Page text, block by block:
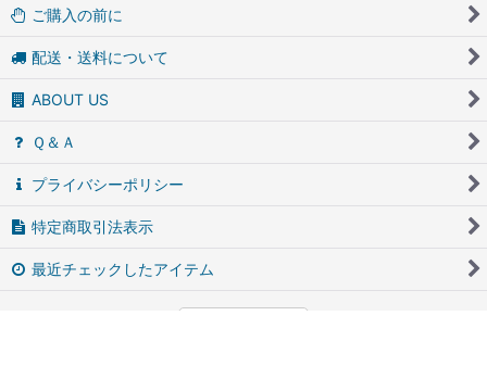
ご購入の前に
配送・送料について
ABOUT US
Ｑ＆Ａ
プライバシーポリシー
特定商取引法表示
最近チェックしたアイテム